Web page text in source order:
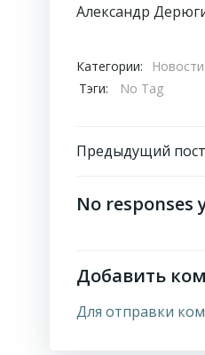
Александр
Категории:
Новости
Тэги:
No Tag
по
Предыдущий пост
No responses
Добавить
Для отправки